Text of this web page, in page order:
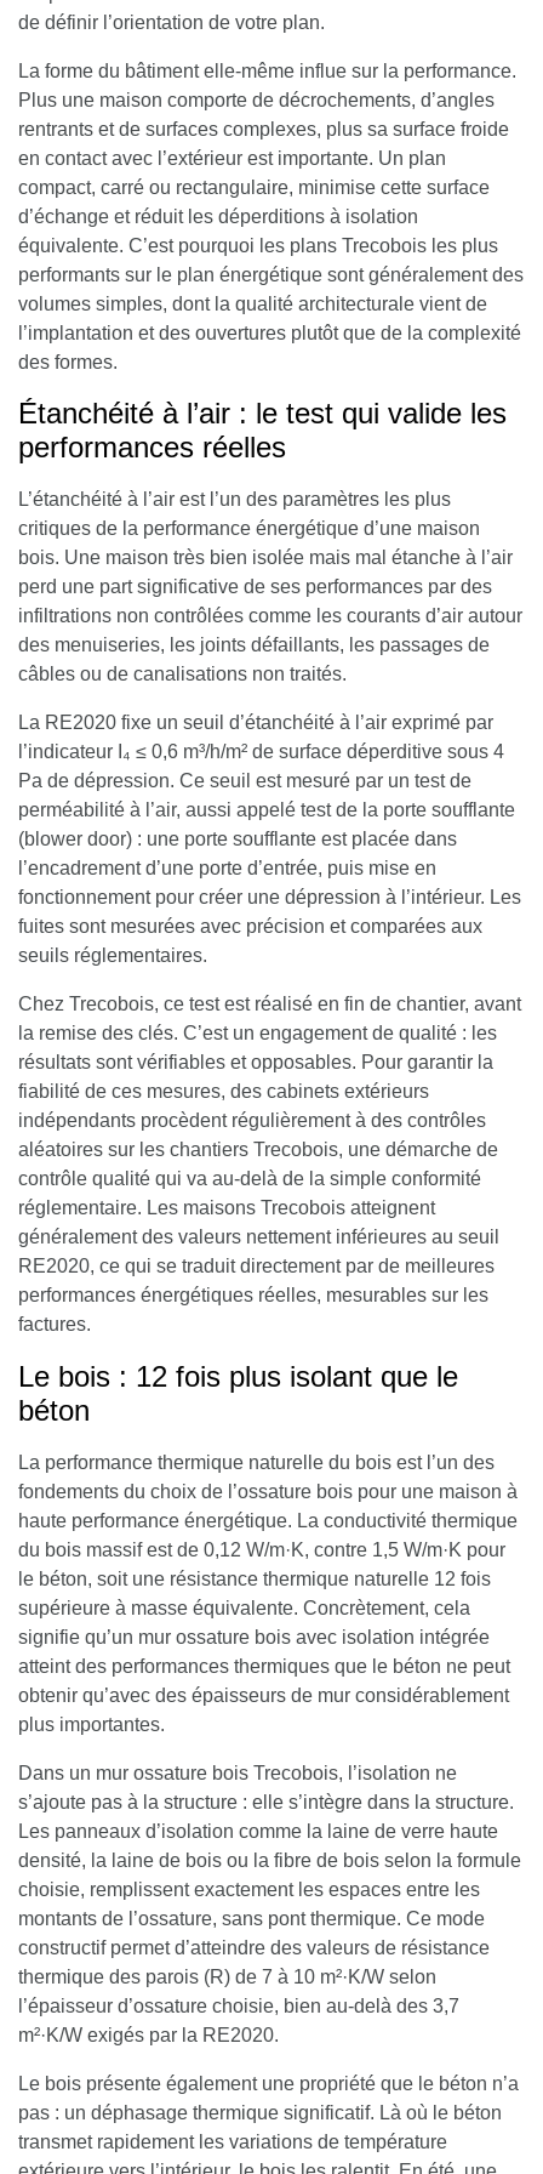
de définir l’orientation de votre plan.
La forme du bâtiment elle-même influe sur la performance.
Plus une maison comporte de décrochements, d’angles
rentrants et de surfaces complexes, plus sa surface froide
en contact avec l’extérieur est importante. Un plan
compact, carré ou rectangulaire, minimise cette surface
d’échange et réduit les déperditions à isolation
équivalente. C’est pourquoi les plans Trecobois les plus
performants sur le plan énergétique sont généralement des
volumes simples, dont la qualité architecturale vient de
l’implantation et des ouvertures plutôt que de la complexité
des formes.
Étanchéité à l’air : le test qui valide les
performances réelles
L’étanchéité à l’air est l’un des paramètres les plus
critiques de la performance énergétique d’une maison
bois. Une maison très bien isolée mais mal étanche à l’air
perd une part significative de ses performances par des
infiltrations non contrôlées comme les courants d’air autour
des menuiseries, les joints défaillants, les passages de
câbles ou de canalisations non traités.
La RE2020 fixe un seuil d’étanchéité à l’air exprimé par
l’indicateur I₄ ≤ 0,6 m³/h/m² de surface déperditive sous 4
Pa de dépression. Ce seuil est mesuré par un test de
perméabilité à l’air, aussi appelé test de la porte soufflante
(blower door) : une porte soufflante est placée dans
l’encadrement d’une porte d’entrée, puis mise en
fonctionnement pour créer une dépression à l’intérieur. Les
fuites sont mesurées avec précision et comparées aux
seuils réglementaires.
Chez Trecobois, ce test est réalisé en fin de chantier, avant
la remise des clés. C’est un engagement de qualité : les
résultats sont vérifiables et opposables. Pour garantir la
fiabilité de ces mesures, des cabinets extérieurs
indépendants procèdent régulièrement à des contrôles
aléatoires sur les chantiers Trecobois, une démarche de
contrôle qualité qui va au-delà de la simple conformité
réglementaire. Les maisons Trecobois atteignent
généralement des valeurs nettement inférieures au seuil
RE2020, ce qui se traduit directement par de meilleures
performances énergétiques réelles, mesurables sur les
factures.
Le bois : 12 fois plus isolant que le
béton
La performance thermique naturelle du bois est l’un des
fondements du choix de l’ossature bois pour une maison à
haute performance énergétique. La conductivité thermique
du bois massif est de 0,12 W/m·K, contre 1,5 W/m·K pour
le béton, soit une résistance thermique naturelle 12 fois
supérieure à masse équivalente. Concrètement, cela
signifie qu’un mur ossature bois avec isolation intégrée
atteint des performances thermiques que le béton ne peut
obtenir qu’avec des épaisseurs de mur considérablement
plus importantes.
Dans un mur ossature bois Trecobois, l’isolation ne
s’ajoute pas à la structure : elle s’intègre dans la structure.
Les panneaux d’isolation comme la laine de verre haute
densité, la laine de bois ou la fibre de bois selon la formule
choisie, remplissent exactement les espaces entre les
montants de l’ossature, sans pont thermique. Ce mode
constructif permet d’atteindre des valeurs de résistance
thermique des parois (R) de 7 à 10 m²·K/W selon
l’épaisseur d’ossature choisie, bien au-delà des 3,7
m²·K/W exigés par la RE2020.
Le bois présente également une propriété que le béton n’a
pas : un déphasage thermique significatif. Là où le béton
transmet rapidement les variations de température